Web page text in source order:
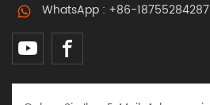
WhatsApp : +86-18755284287